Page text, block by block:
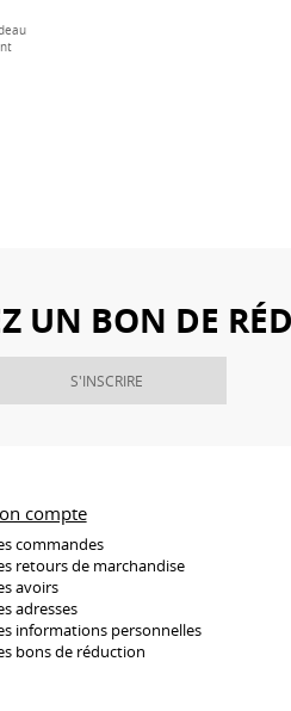
UN BON DE
S'INSCRIRE
compte
commandes
retours de marchandise
avoirs
adresses
informations personnelles
bons de réduction